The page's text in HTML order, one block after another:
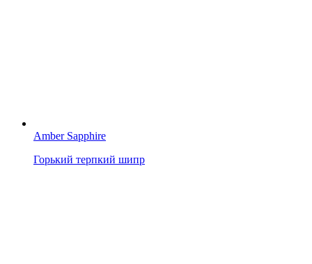
Amber Sapphire
Горький терпкий шипр